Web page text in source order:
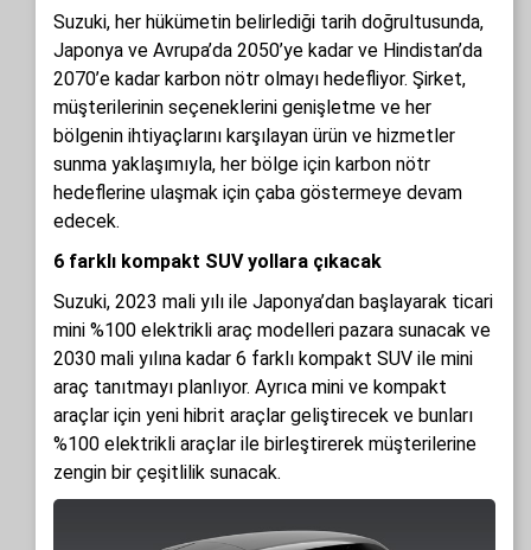
Suzuki, her hükümetin belirlediği tarih doğrultusunda,
Japonya ve Avrupa’da 2050’ye kadar ve Hindistan’da
2070’e kadar karbon nötr olmayı hedefliyor. Şirket,
müşterilerinin seçeneklerini genişletme ve her
bölgenin ihtiyaçlarını karşılayan ürün ve hizmetler
sunma yaklaşımıyla, her bölge için karbon nötr
hedeflerine ulaşmak için çaba göstermeye devam
edecek.
6 farklı kompakt SUV yollara çıkacak
Suzuki, 2023 mali yılı ile Japonya’dan başlayarak ticari
mini %100 elektrikli araç modelleri pazara sunacak ve
2030 mali yılına kadar 6 farklı kompakt SUV ile mini
araç tanıtmayı planlıyor. Ayrıca mini ve kompakt
araçlar için yeni hibrit araçlar geliştirecek ve bunları
%100 elektrikli araçlar ile birleştirerek müşterilerine
zengin bir çeşitlilik sunacak.